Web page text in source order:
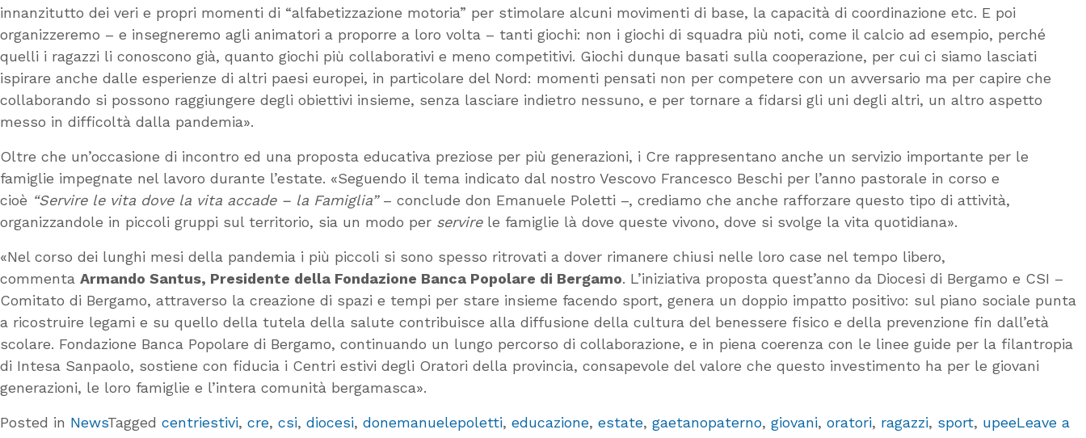
innanzitutto dei veri e propri momenti di “alfabetizzazione motoria” per stimolare alcuni movimenti di base, la capacità di coordinazione etc. E poi
organizzeremo – e insegneremo agli animatori a proporre a loro volta – tanti giochi: non i giochi di squadra più noti, come il calcio ad esempio, perché
quelli i ragazzi li conoscono già, quanto giochi più collaborativi e meno competitivi. Giochi dunque basati sulla cooperazione, per cui ci siamo lasciati
ispirare anche dalle esperienze di altri paesi europei, in particolare del Nord: momenti pensati non per competere con un avversario ma per capire che
collaborando si possono raggiungere degli obiettivi insieme, senza lasciare indietro nessuno, e per tornare a fidarsi gli uni degli altri, un altro aspetto
messo in difficoltà dalla pandemia».
Oltre che un’occasione di incontro ed una proposta educativa preziose per più generazioni, i Cre rappresentano anche un servizio importante per le
famiglie impegnate nel lavoro durante l’estate. «Seguendo il tema indicato dal nostro Vescovo Francesco Beschi per l’anno pastorale in corso e
cioè “Servire le vita dove la vita accade – la Famiglia”– conclude don Emanuele Poletti –, crediamo che anche rafforzare questo tipo di attività,
organizzandole in piccoli gruppi sul territorio, sia un modo per servirele famiglie là dove queste vivono, dove si svolge la vita quotidiana».
«Nel corso dei lunghi mesi della pandemia i più piccoli si sono spesso ritrovati a dover rimanere chiusi nelle loro case nel tempo libero,
commenta Armando Santus, Presidente della Fondazione Banca Popolare di Bergamo. L’iniziativa proposta quest’anno da Diocesi di Bergamo e CSI –
Comitato di Bergamo, attraverso la creazione di spazi e tempi per stare insieme facendo sport, genera un doppio impatto positivo: sul piano sociale punta
a ricostruire legami e su quello della tutela della salute contribuisce alla diffusione della cultura del benessere fisico e della prevenzione fin dall’età
scolare. Fondazione Banca Popolare di Bergamo, continuando un lungo percorso di collaborazione, e in piena coerenza con le linee guide per la filantropia
di Intesa Sanpaolo, sostiene con fiducia i Centri estivi degli Oratori della provincia, consapevole del valore che questo investimento ha per le giovani
generazioni, le loro famiglie e l’intera comunità bergamasca».
Posted in NewsTagged centriestivi, cre, csi, diocesi, donemanuelepoletti, educazione, estate, gaetanopaterno, giovani, oratori, ragazzi, sport, upeeLeave a